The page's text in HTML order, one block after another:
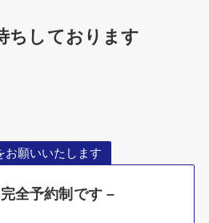
ちしております
お願いいたします
全予約制です –